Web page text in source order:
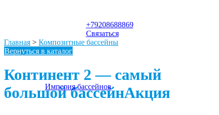
Империя бассейнов
бассейнов РФ
бассейна
композитных
бассейнов в РФ и РБ
— Еmpire-pools
+79208688869
Связаться
Главная > Композитные бассейны
Вернуться в каталог
Континент 2 — самый
большой бассейнАкция